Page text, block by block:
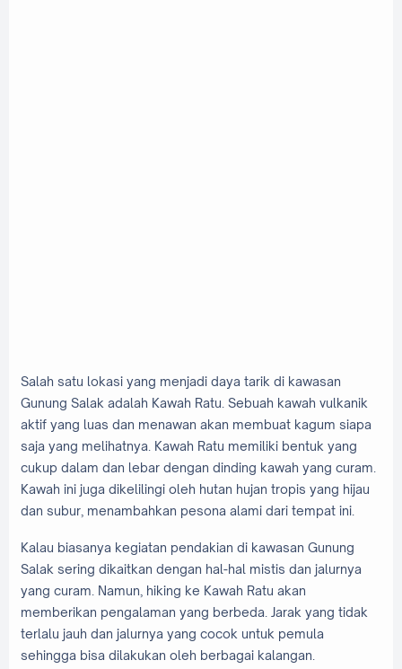
Salah satu lokasi yang menjadi daya tarik di kawasan
Gunung Salak adalah Kawah Ratu. Sebuah kawah vulkanik
aktif yang luas dan menawan akan membuat kagum siapa
saja yang melihatnya. Kawah Ratu memiliki bentuk yang
cukup dalam dan lebar dengan dinding kawah yang curam.
Kawah ini juga dikelilingi oleh hutan hujan tropis yang hijau
dan subur, menambahkan pesona alami dari tempat ini.
Kalau biasanya kegiatan pendakian di kawasan Gunung
Salak sering dikaitkan dengan hal-hal mistis dan jalurnya
yang curam. Namun, hiking ke Kawah Ratu akan
memberikan pengalaman yang berbeda. Jarak yang tidak
terlalu jauh dan jalurnya yang cocok untuk pemula
sehingga bisa dilakukan oleh berbagai kalangan.